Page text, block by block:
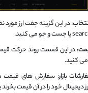
: در این گزینه جفت ارز
کنید.
بازار: سفارش های قیمت
دیجیتال خود را در آن قیمت بخرند